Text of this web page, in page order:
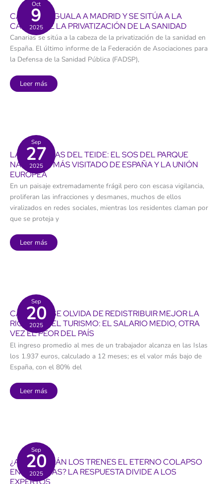
prevención
de
salud
mental”
Oct
9
2025
CANARIAS IGUALA A MADRID Y SE SITÚA A LA
CABEZA DE LA PRIVATIZACIÓN DE LA SANIDAD
Canarias se sitúa a la cabeza de la privatización de la sanidad en
España. El último informe de la Federación de Asociaciones para
la Defensa de la Sanidad Pública (FADSP),
Canarias
cabeza
de
privatización
de
la
sanidad
Leer más
Sep
27
2025
LAS CAÑADAS DEL TEIDE: EL SOS DEL PARQUE
NACIONAL MÁS VISITADO DE ESPAÑA Y LA UNIÓN
EUROPEA
En un paisaje extremadamente frágil pero con escasa vigilancia,
proliferan las infracciones y desmanes, muchos de ellos
viralizados en redes sociales, mientras los residentes claman por
que se proteja y
Las
Cañadas
Nacional
más
visitado
España
y
la
Unión
Europea
Leer más
Sep
20
2025
CANARIAS SE OLVIDA DE REDISTRIBUIR MEJOR LA
RIQUEZA DEL TURISMO: EL SALARIO MEDIO, OTRA
VEZ EL PEOR DEL PAÍS
El ingreso promedio al mes de un trabajador alcanza en las Islas
los 1.937 euros, calculado a 12 meses; es el valor más bajo de
España, con el 80% del
Canarias
se
del
turismo:
el
salario
medio,
otra
vez
Leer más
Sep
20
2025
¿ARREGLARÁN LOS TRENES EL ETERNO COLAPSO
EN CANARIAS? LA RESPUESTA DIVIDE A LOS
EXPERTOS